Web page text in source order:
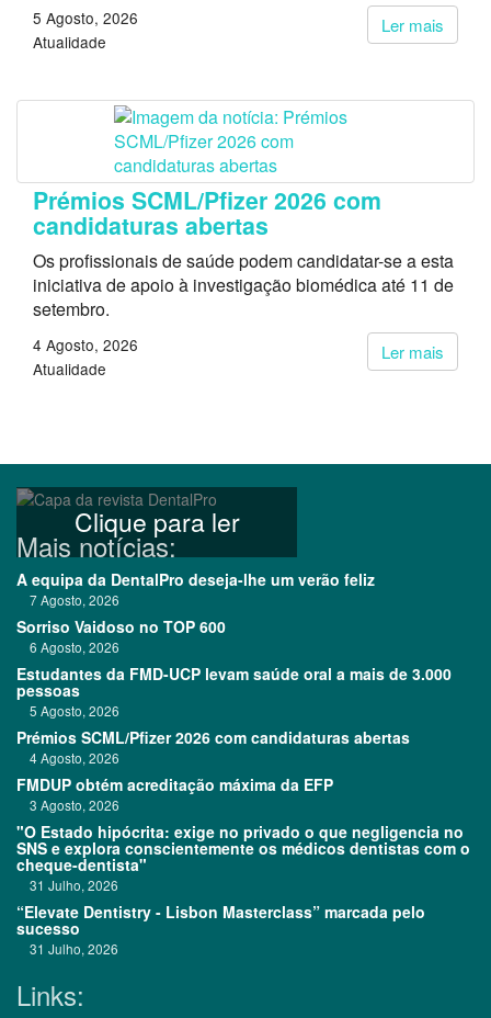
Ler mais
5 Agosto, 2026
Atualidade
Prémios SCML/Pfizer 2026 com
candidaturas abertas
Os profissionais de saúde podem candidatar-se a esta
iniciativa de apoio à investigação biomédica até 11 de
setembro.
Ler mais
4 Agosto, 2026
Atualidade
Clique para ler
Mais notícias:
A equipa da DentalPro deseja-lhe um verão feliz
7 Agosto, 2026
Sorriso Vaidoso no TOP 600
6 Agosto, 2026
Estudantes da FMD-UCP levam saúde oral a mais de 3.000
pessoas
5 Agosto, 2026
Prémios SCML/Pfizer 2026 com candidaturas abertas
4 Agosto, 2026
FMDUP obtém acreditação máxima da EFP
3 Agosto, 2026
"O Estado hipócrita: exige no privado o que negligencia no
SNS e explora conscientemente os médicos dentistas com o
cheque-dentista"
31 Julho, 2026
“Elevate Dentistry - Lisbon Masterclass” marcada pelo
sucesso
31 Julho, 2026
Links: